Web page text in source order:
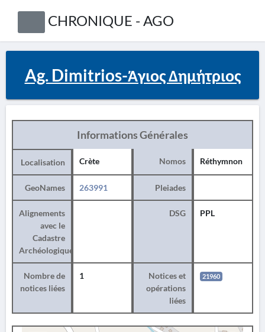
CHRONIQUE - AGO
Ag. Dimitrios-Άγιος Δημήτριος
Informations Générales
Localisation Crète Nomos Réthymnon
GeoNames 263991 Pleiades
Alignements
avec le
Cadastre
Archéologique
DSG PPL
Nombre de
notices liées
1
Notices et
opérations
liées
21960